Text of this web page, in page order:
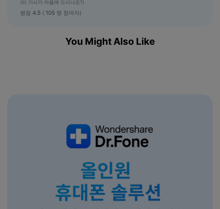
(이 기사가 마음에 드시나요?)
평점 4.5 ( 105 명 참여자)
You Might Also Like